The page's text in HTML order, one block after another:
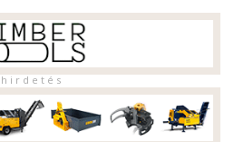
h i r d e t é s